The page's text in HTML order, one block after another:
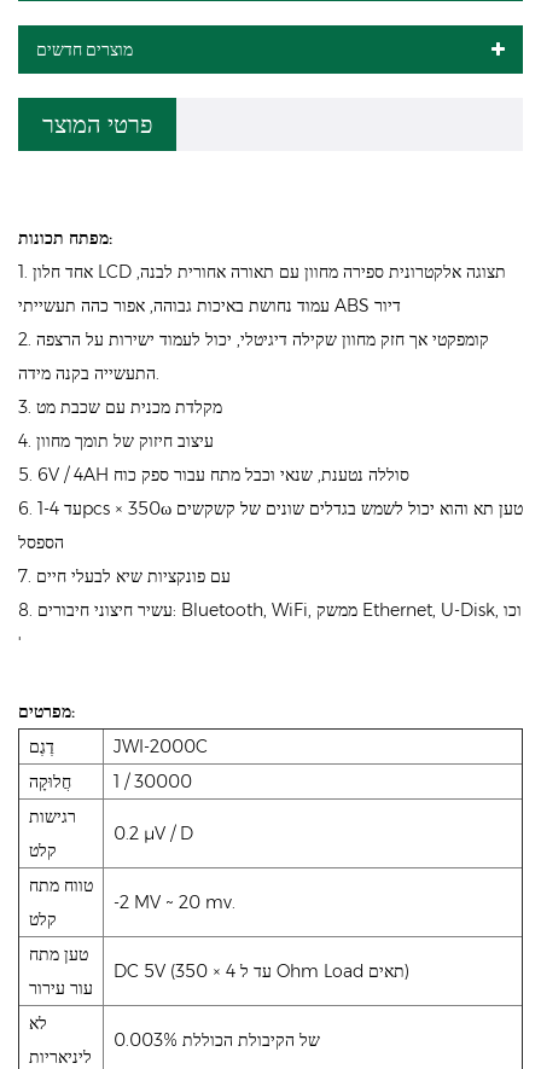
מוצרים חדשים
פרטי המוצר
מפתח תכונות:
1. אחד חלון LCD תצוגה אלקטרונית ספירה מחוון עם תאורה אחורית לבנה,
עמוד נחושת באיכות גבוהה, אפור כהה תעשייתי ABS דיור
2. קומפקטי אך חזק מחוון שקילה דיגיטלי, יכול לעמוד ישירות על הרצפה
התעשייה בקנה מידה.
3. מקלדת מכנית עם שכבת מט
4. עיצוב חיזוק של תומך מחוון
5. 6V / 4AH סוללה נטענת, שנאי וכבל מתח עבור ספק כוח
6. עד 1-4pcs × 350ω טען תא והוא יכול לשמש בגדלים שונים של קשקשים
הספסל
7. עם פונקציות שיא לבעלי חיים
8. עשיר חיצוני חיבורים: Bluetooth, WiFi, ממשק Ethernet, U-Disk, וכו
'
מפרטים:
דֶגֶם
JWI-2000C
חֲלוּקָה
1 / 30000
רגישות
קלט
0.2 μV / D
טווח מתח
קלט
-2 MV ~ 20 mv.
טען מתח
עור עירור
DC 5V (עד ל 4 × 350 Ohm Load תאים)
לא
ליניאריות
0.003% של הקיבולת הכוללת